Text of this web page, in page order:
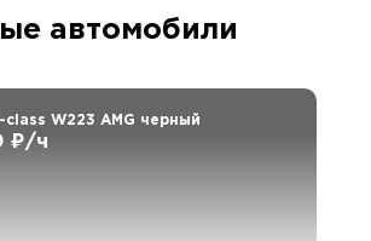
автомобили
class W223 AMG черный
₽/ч